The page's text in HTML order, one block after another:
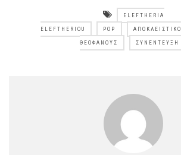
ELEFTHERIA
ELEFTHERIOU POP ΑΠΟΚΛΕΙΣΤΙΚΌ
ΘΕΟΦΆΝΟΥΣ ΣΥΝΈΝΤΕΥΞΗ